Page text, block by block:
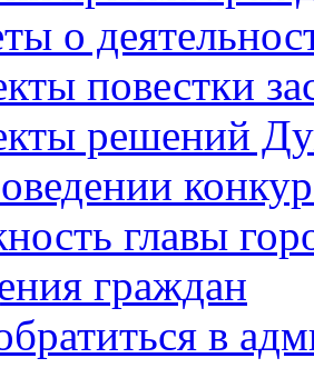
о
повестки
решений
главы
граждан
в